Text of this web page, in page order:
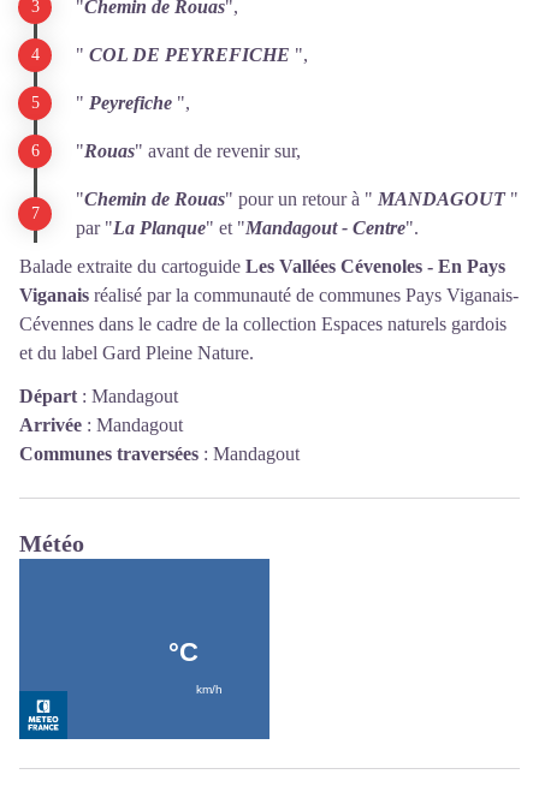
"Chemin de Rouas",
" COL DE PEYREFICHE ",
" Peyrefiche ",
"Rouas" avant de revenir sur,
"Chemin de Rouas" pour un retour à " MANDAGOUT"
par "La Planque" et "Mandagout - Centre".
Balade extraite du cartoguide Les Vallées Cévenoles - En Pays
Viganais réalisé par la communauté de communes Pays Viganais-
Cévennes dans le cadre de la collection Espaces naturels gardois
et du label Gard Pleine Nature.
Départ : Mandagout
Arrivée : Mandagout
Communes traversées : Mandagout
Météo